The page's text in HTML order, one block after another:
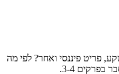
פריט פיננסי ואחר? לפי מה
3-4.